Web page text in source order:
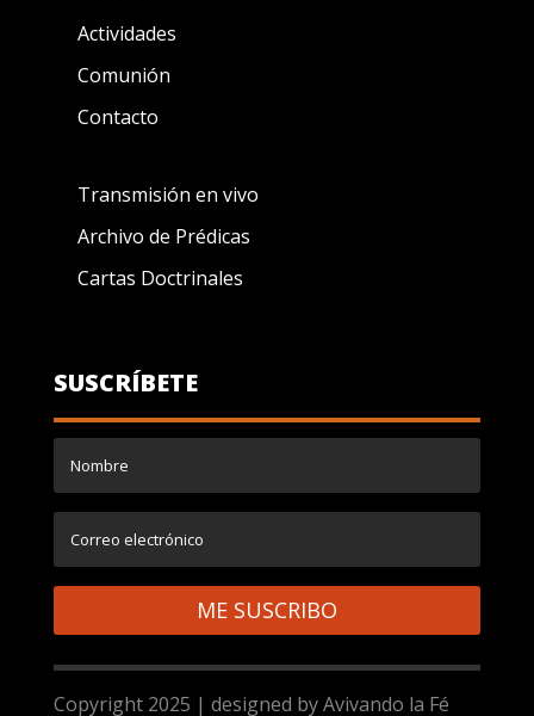
Actividades
Comunión
Contacto
Transmisión en vivo
Archivo de Prédicas
Cartas Doctrinales
SUSCRÍBETE
ME SUSCRIBO
Copyright 2025 | designed by Avivando la Fé